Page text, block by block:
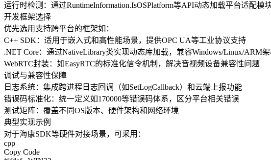
运行时检测‌：通过RuntimeInformation.IsOSPlatform等API动态加载平台适配模
开发框架选择
优先选用支持跨平台的框架如：
‌C++ SDK‌：适用于嵌入式和高性能场景，提供OPC UA等工业协议支持
‌.NET Core‌：通过NativeLibrary类实现动态库加载，兼容Windows/Linux/ARM
‌WebRTC封装‌：如EasyRTC的标准化信令机制，解决音视频设备兼容性问题
调试与兼容性保障
‌日志系统‌：集成跨进程日志回调（如SetLogCallback）和云端上报功能
‌错误码标准化‌：统一定义如170000等错误码体系，区分平台相关错误
‌测试矩阵‌：覆盖不同OS版本、硬件架构和网络环境
典型实现示例
对于海康SDK等硬件对接场景，可采用：
cpp
Copy Code